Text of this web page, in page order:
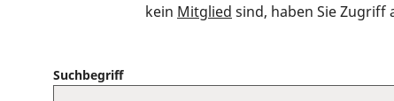
kein Mitglied sind, haben Sie Zugriff
Suchbegriff